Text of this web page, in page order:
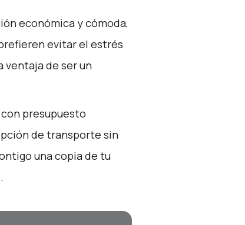
económica y cómoda,
evitar el estrés
ventaja de ser un
presupuesto
de transporte sin
una copia de tu